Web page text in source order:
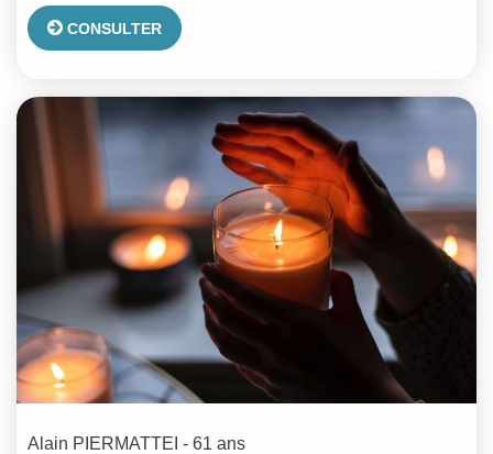
CONSULTER
Alain PIERMATTEI - 61 ans